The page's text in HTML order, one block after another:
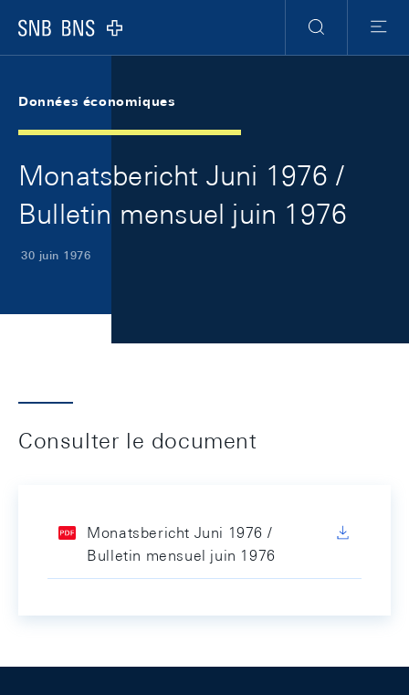
Logo
RechercheMenu
Données économiques
Monatsbericht Juni 1976 /
Bulletin mensuel juin 1976
30 juin 1976
Consulter le document
Monatsbericht Juni 1976 /
Bulletin mensuel juin 1976